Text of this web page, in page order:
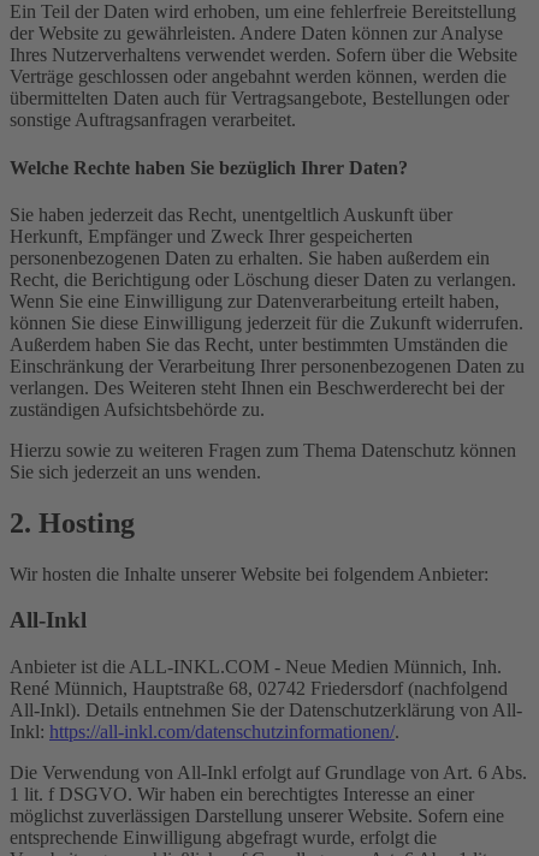
Ein Teil der Daten wird erhoben, um eine fehlerfreie Bereitstellung
der Website zu gewährleisten. Andere Daten können zur Analyse
Ihres Nutzerverhaltens verwendet werden. Sofern über die Website
Verträge geschlossen oder angebahnt werden können, werden die
übermittelten Daten auch für Vertragsangebote, Bestellungen oder
sonstige Auftragsanfragen verarbeitet.
Welche Rechte haben Sie bezüglich Ihrer Daten?
Sie haben jederzeit das Recht, unentgeltlich Auskunft über
Herkunft, Empfänger und Zweck Ihrer gespeicherten
personenbezogenen Daten zu erhalten. Sie haben außerdem ein
Recht, die Berichtigung oder Löschung dieser Daten zu verlangen.
Wenn Sie eine Einwilligung zur Datenverarbeitung erteilt haben,
können Sie diese Einwilligung jederzeit für die Zukunft widerrufen.
Außerdem haben Sie das Recht, unter bestimmten Umständen die
Einschränkung der Verarbeitung Ihrer personenbezogenen Daten zu
verlangen. Des Weiteren steht Ihnen ein Beschwerderecht bei der
zuständigen Aufsichtsbehörde zu.
Hierzu sowie zu weiteren Fragen zum Thema Datenschutz können
Sie sich jederzeit an uns wenden.
2. Hosting
Wir hosten die Inhalte unserer Website bei folgendem Anbieter:
All-Inkl
Anbieter ist die ALL-INKL.COM - Neue Medien Münnich, Inh.
René Münnich, Hauptstraße 68, 02742 Friedersdorf (nachfolgend
All-Inkl). Details entnehmen Sie der Datenschutzerklärung von All-
Inkl: https://all-inkl.com/datenschutzinformationen/.
Die Verwendung von All-Inkl erfolgt auf Grundlage von Art. 6 Abs.
1 lit. f DSGVO. Wir haben ein berechtigtes Interesse an einer
möglichst zuverlässigen Darstellung unserer Website. Sofern eine
entsprechende Einwilligung abgefragt wurde, erfolgt die